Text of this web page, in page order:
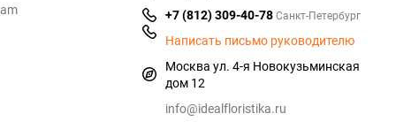
+7 (812) 309-40-78Санкт-Петербург
Написать письмо руководителю
Москва ул. 4-я Новокузьминская
дом 12
info@idealfloristika.ru